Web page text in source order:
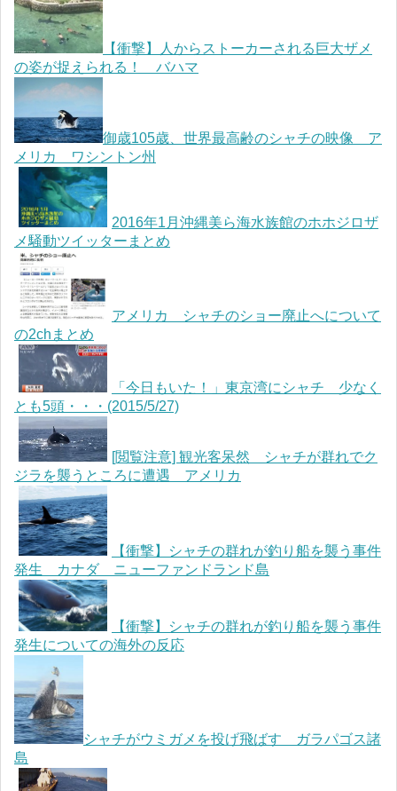
【衝撃】人からストーカーされる巨大ザメ
の姿が捉えられる！ バハマ
御歳105歳、世界最高齢のシャチの映像 ア
メリカ ワシントン州
2016年1月沖縄美ら海水族館のホホジロザ
メ騒動ツイッターまとめ
アメリカ シャチのショー廃止へについて
の2chまとめ
「今日もいた！」東京湾にシャチ 少なく
とも5頭・・・(2015/5/27)
[閲覧注意] 観光客呆然 シャチが群れでク
ジラを襲うところに遭遇 アメリカ
【衝撃】シャチの群れが釣り船を襲う事件
発生 カナダ ニューファンドランド島
【衝撃】シャチの群れが釣り船を襲う事件
発生についての海外の反応
シャチがウミガメを投げ飛ばす ガラパゴス諸
島